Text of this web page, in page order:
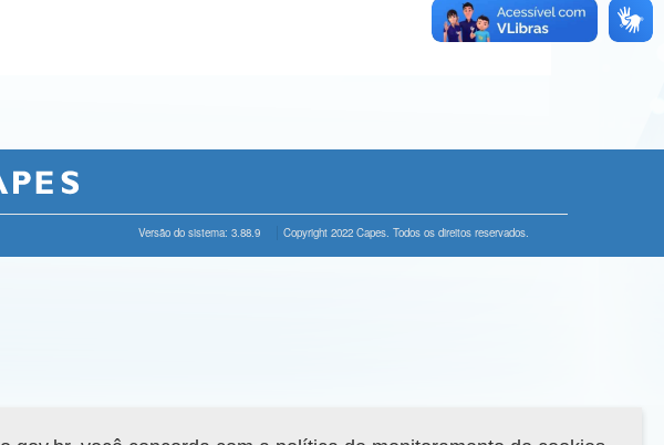
Versão do sistema: 3.88.9 Copyright 2022 Capes. Todos os direitos reservados.